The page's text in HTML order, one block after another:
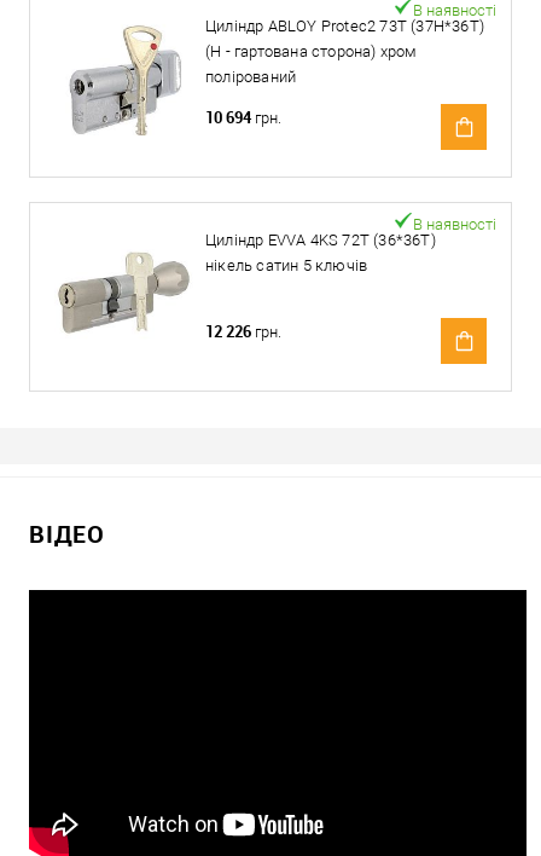
Циліндр ABLOY Protec2 73T (37H*36T)
(H - гартована сторона) хром
полірований
В наявності
10 694 грн.
Циліндр EVVA 4KS 72T (36*36T)
нікель сатин 5 ключів
В наявності
12 226 грн.
ВІДЕО